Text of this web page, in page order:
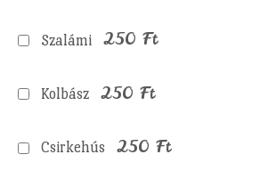
Szalámi 250 Ft
Kolbász 250 Ft
Csirkehús 250 Ft